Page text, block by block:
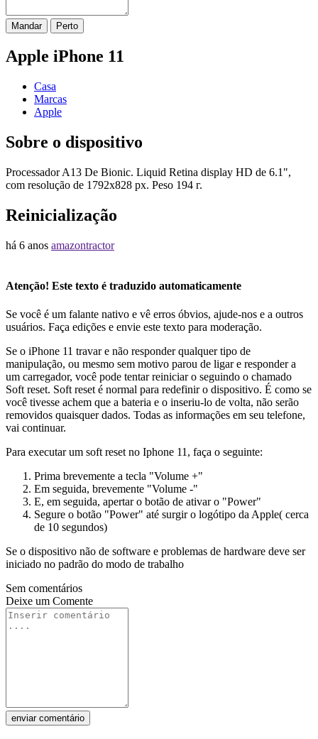
Mandar Perto
Apple iPhone 11
Casa
Marcas
Apple
Sobre o dispositivo
Processador A13 De Bionic. Liquid Retina display HD de 6.1",
com resolução de 1792x828 px. Peso 194 г.
Reinicialização
há 6 anos amazontractor
Atenção! Este texto é traduzido automaticamente
Se você é um falante nativo e vê erros óbvios, ajude-nos e a outros
usuários. Faça edições e envie este texto para moderação.
Se o iPhone 11 travar e não responder qualquer tipo de
manipulação, ou mesmo sem motivo parou de ligar e responder a
um carregador, você pode tentar reiniciar o seguindo o chamado
Soft reset. Soft reset é normal para redefinir o dispositivo. É como se
você tivesse achem que a bateria e o inseriu-lo de volta, não serão
removidos quaisquer dados. Todas as informações em seu telefone,
vai continuar.
Para executar um soft reset no Iphone 11, faça o seguinte:
Prima brevemente a tecla "Volume +"
Em seguida, brevemente "Volume -"
E, em seguida, apertar o botão de ativar o "Power"
Segure o botão "Power" até surgir o logótipo da Apple( cerca
de 10 segundos)
Se o dispositivo não de software e problemas de hardware deve ser
iniciado no padrão do modo de trabalho
Sem comentários
Deixe um Comente
enviar comentário